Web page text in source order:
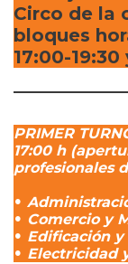
Circo de la
bloques
17:00-
PRIMER
17:00 h
profesionales
•
• Comercio y
• Edificación y
• Electricidad